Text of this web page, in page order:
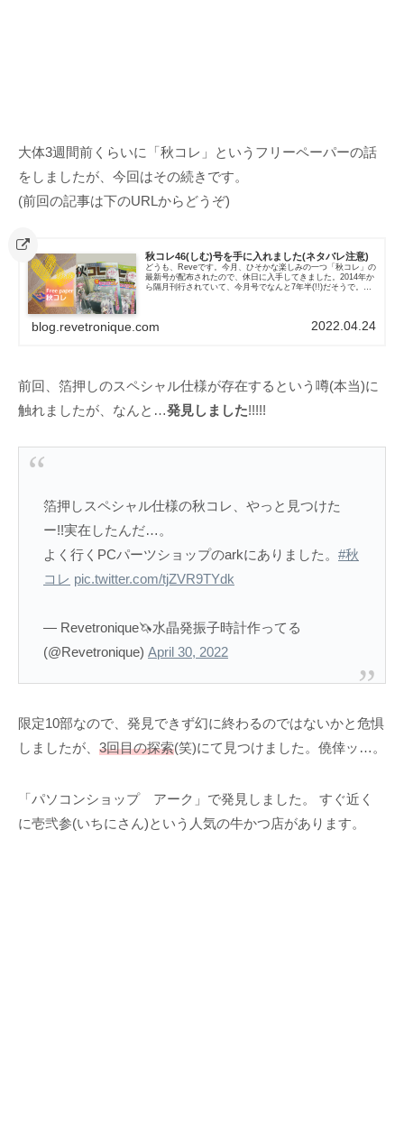
大体3週間前くらいに「秋コレ」というフリーペーパーの話
をしましたが、今回はその続きです。
(前回の記事は下のURLからどうぞ)
秋コレ46(しむ)号を手に入れました(ネタバレ注意)
どうも、Reveです。今月、ひそかな楽しみの一つ「秋コレ」の
最新号が配布されたので、休日に入手してきました。2014年か
ら隔月刊行されていて、今月号でなんと7年半(!!)だそうで。最
blog.revetronique.com 2022.04.24
前回、箔押しのスペシャル仕様が存在するという噂(本当)に
触れましたが、なんと…発見しました!!!!!
箔押しスペシャル仕様の秋コレ、やっと見つけた
ー!!実在したんだ…。
よく行くPCパーツショップのarkにありました。 #秋
コレ pic.twitter.com/tjZVR9TYdk
— Revetronique🦄水晶発振子時計作ってる
(@Revetronique) April 30, 2022
限定10部なので、発見できず幻に終わるのではないかと危惧
しましたが、 3回目の探索(笑)にて見つけました。僥倖ッ…。
「パソコンショップ アーク」で発見しました。 すぐ近く
に壱弐参(いちにさん)という人気の牛かつ店があります。